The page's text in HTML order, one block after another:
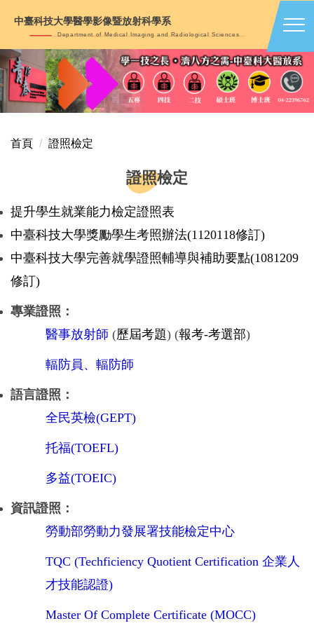
要
內
區
中臺科技大學醫學影像暨放射科學系
Department of Medical Imaging and Radiological Sciences
首頁 證照檢定
證照檢定
提升學生就業能力檢定證照表
中臺科技大學獎勵學生考照辦法(1120118修訂)
中臺科技大學完善就學證照輔導與補助要點(1081209
修訂)
專業證照：
醫事放射師 (歷屆考題) (報考-考選部)
輻防員、輻防師
語言證照：
全民英檢(GEPT)
托福(TOEFL)
多益(TOEIC)
資訊證照：
勞動部勞動力發展署技能檢定中心
TQC (Techficiency Quotient Certification 企業人
才技能認證)
Master Of Complete Certificate (MOCC)